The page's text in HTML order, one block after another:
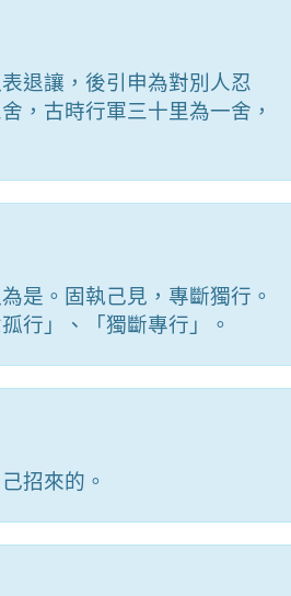
退讓，後引申為對別人忍
，古時行軍三十里為一舍，
是。固執己見，專斷獨行。
行」、「獨斷專行」。
招來的。